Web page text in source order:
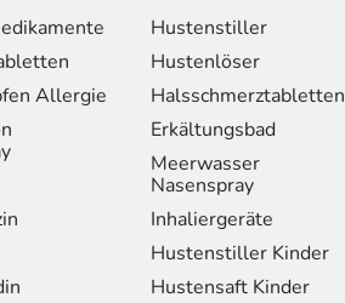
Allergie
Hustenstiller
Hustenlöser
Halsschmerztabletten
Erkältungsbad
Meerwasser
Nasenspray
Inhaliergeräte
Hustenstiller Kinder
Hustensaft Kinder